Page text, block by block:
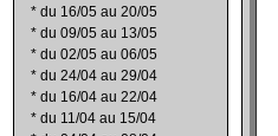
* du 16/05 au 20/05
* du 09/05 au 13/05
* du 02/05 au 06/05
* du 24/04 au 29/04
* du 16/04 au 22/04
* du 11/04 au 15/04